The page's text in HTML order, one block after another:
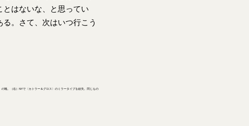
とはないな、と思ってい
。さて、次はいつ行こう
靴。（右）NYで〈カトラー＆グロス〉のミラータイプを紛失。同じもの